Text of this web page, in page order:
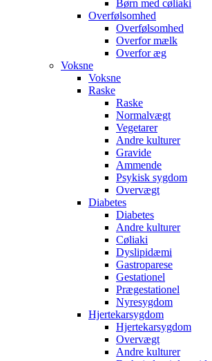
Børn med cøliaki
Overfølsomhed
Overfølsomhed
Overfor mælk
Overfor æg
Voksne
Voksne
Raske
Raske
Normalvægt
Vegetarer
Andre kulturer
Gravide
Ammende
Psykisk sygdom
Overvægt
Diabetes
Diabetes
Andre kulturer
Cøliaki
Dyslipidæmi
Gastroparese
Gestationel
Prægestationel
Nyresygdom
Hjertekarsygdom
Hjertekarsygdom
Overvægt
Andre kulturer